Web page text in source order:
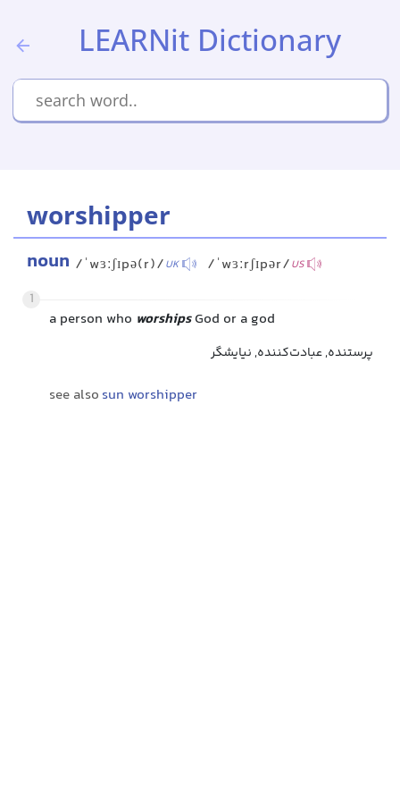
LEARNit Dictionary
worshipper
noun /ˈwɜːʃɪpə(r)/UK /ˈwɜːrʃɪpər/US
1
a person who worshipsGod or a god
پرستنده, عبادت‌کننده, نیایشگر
see also sun worshipper